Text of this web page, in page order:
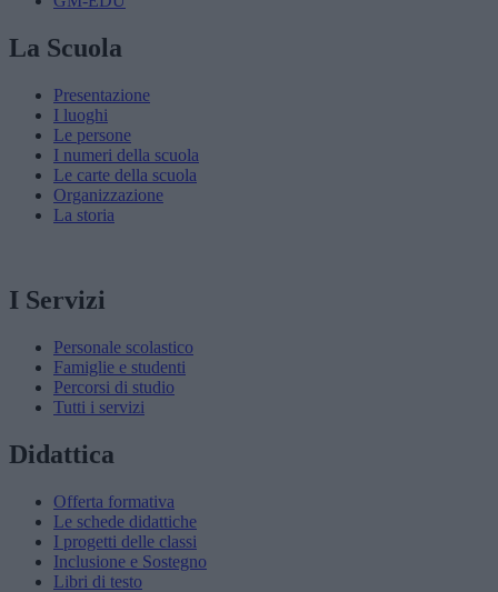
La Scuola
Presentazione
I luoghi
Le persone
I numeri della scuola
Le carte della scuola
Organizzazione
La storia
I Servizi
Personale scolastico
Famiglie e studenti
Percorsi di studio
Tutti i servizi
Didattica
Offerta formativa
Le schede didattiche
I progetti delle classi
Inclusione e Sostegno
Libri di testo